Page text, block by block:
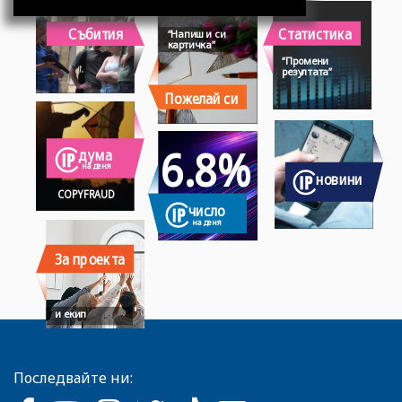
Събития
Пожелай си
“Напиши си
картичка”
Статистика
“Промени
резултата”
COPYFRAUD
дума
на деня 6.8%
число
на деня
новини
За проекта
и екип
Последвайте ни: